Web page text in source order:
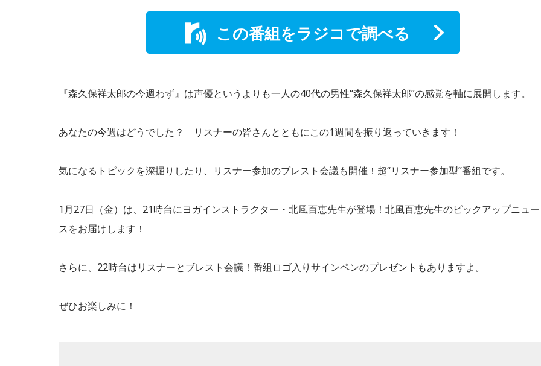
この番組をラジコで調べる
『森久保祥太郎の今週わず』は声優というよりも一人の40代の男性“森久保祥太郎”の感覚を軸に展開します。
あなたの今週はどうでした？ リスナーの皆さんとともにこの1週間を振り返っていきます！
気になるトピックを深掘りしたり、リスナー参加のブレスト会議も開催！超“リスナー参加型”番組です。
1月27日（金）は、21時台にヨガインストラクター・北風百恵先生が登場！北風百恵先生のピックアップニュー
スをお届けします！
さらに、22時台はリスナーとブレスト会議！番組ロゴ入りサインペンのプレゼントもありますよ。
ぜひお楽しみに！